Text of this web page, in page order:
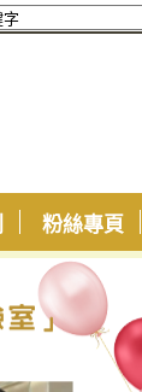
粉絲專頁